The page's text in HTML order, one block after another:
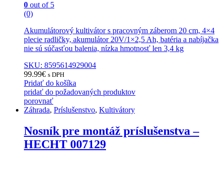
0 out of 5
(0)
Akumulátorový kultivátor s pracovným záberom 20 cm, 4×4
plecie radličky, akumulátor 20V/1×2,5 Ah, batéria a nabíjačka
nie sú súčasťou balenia, nízka hmotnosť len 3,4 kg
SKU: 8595614929004
99.99€ s DPH
Pridať do košíka
pridať do požadovaných produktov
porovnať
Záhrada, Príslušenstvo, Kultivátory
Nosník pre montáž príslušenstva –
HECHT 007129